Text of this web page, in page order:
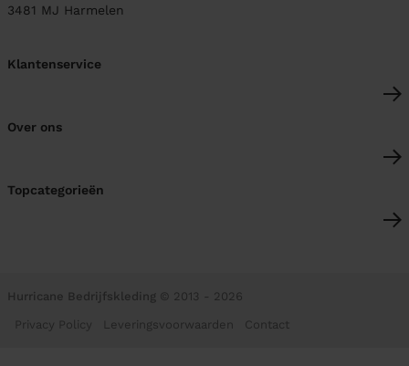
3481 MJ Harmelen
Klantenservice
Over ons
Topcategorieën
Hurricane Bedrijfskleding © 2013 - 2026
Privacy Policy Leveringsvoorwaarden Contact